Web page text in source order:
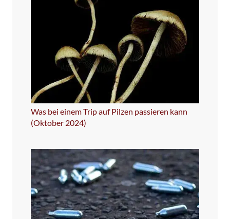
Was bei einem Trip auf Pilzen passieren kann
(Oktober 2024)